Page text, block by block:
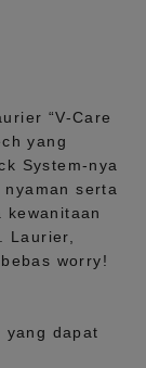
“V-Care
yang
System-nya
serta
kewanitaan
Laurier,
worry!
dapat